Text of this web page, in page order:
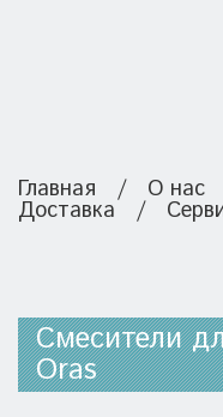
Главная / О нас
Доставка /
Смесители
Oras